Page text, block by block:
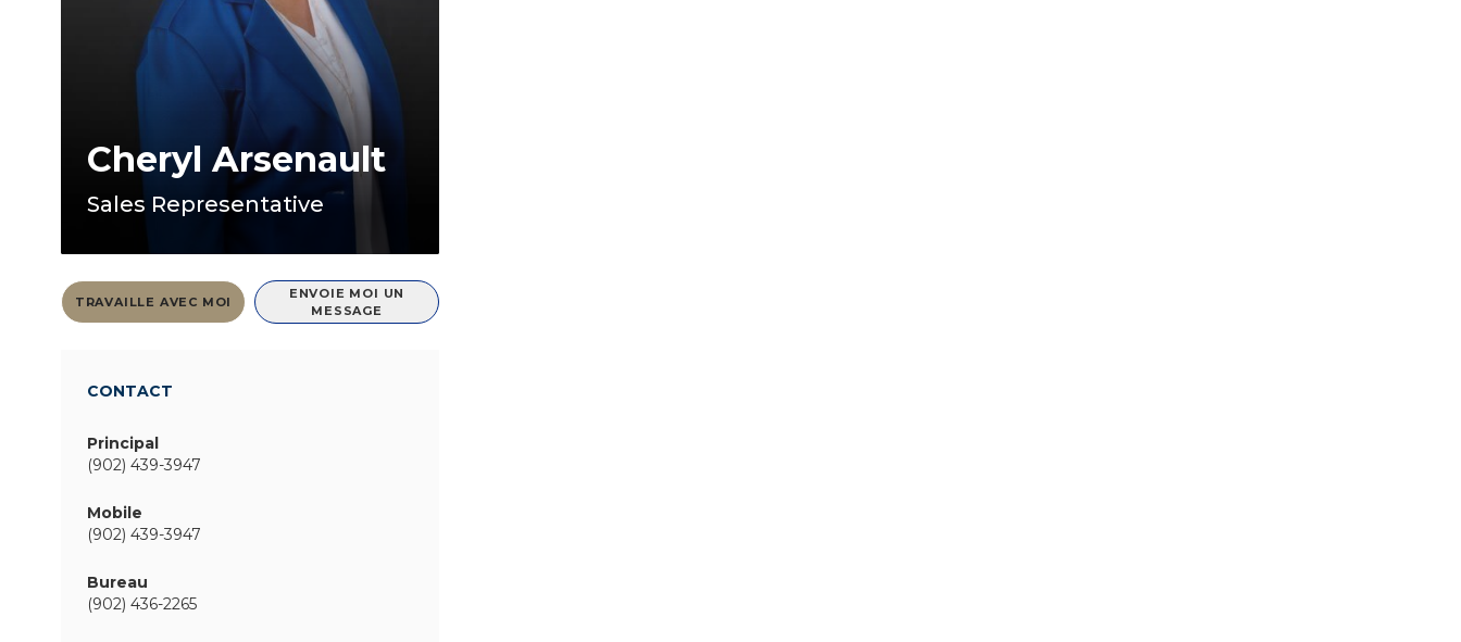
Cheryl Arsenault
Sales Representative
TRAVAILLE AVEC MOI
ENVOIE MOI UN
MESSAGE
CONTACT
Principal
(902) 439-3947
Mobile
(902) 439-3947
Bureau
(902) 436-2265